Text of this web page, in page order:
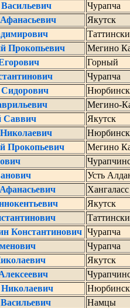
Чурапча
Якутск
Прокопьевич
Мегино
Горный
Чурапча
Мегино-
Саввич
Якутск
Прокопьевич
Мегино
Усть
Хангаласс
Якутск
Константинович Чурапча
Чурапча
Якутск
Намцы